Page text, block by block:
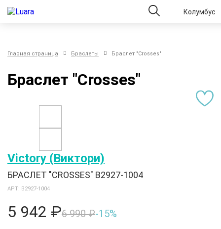
Колумбус
Главная страница Браслеты Браслет "Crosses"
Браслет "Crosses"
Victory (Виктори)
БРАСЛЕТ "CROSSES" B2927-1004
АРТ: B2927-1004
5 942 ₽6 990 ₽-15%